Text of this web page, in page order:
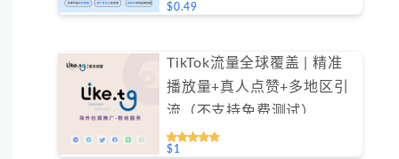
$0.49
TikTok流量全球覆盖 | 精准
播放量+真人点赞+多地区引
流（不支持免费测试）
$1